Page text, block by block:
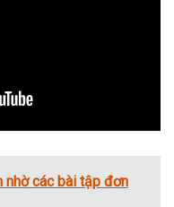
nhờ các bài tập đơn